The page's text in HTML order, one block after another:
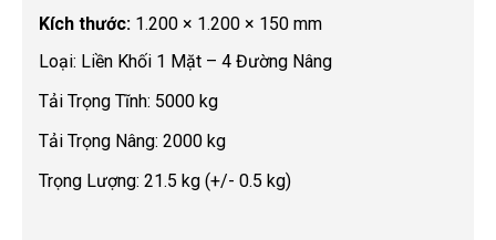
Kích thước: 1.200 × 1.200 × 150 mm
Loại: Liền Khối 1 Mặt – 4 Đường Nâng
Tải Trọng Tĩnh: 5000 kg
Tải Trọng Nâng: 2000 kg
Trọng Lượng: 21.5 kg (+/- 0.5 kg)